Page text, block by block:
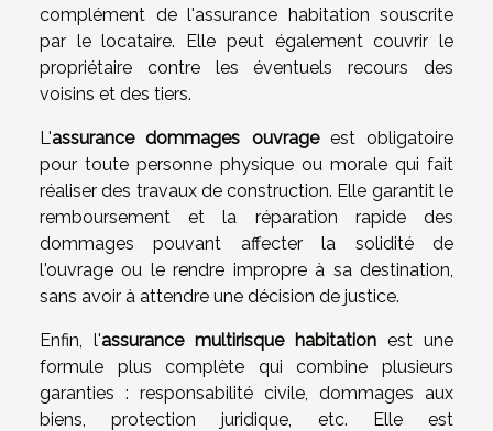
complément de l'assurance habitation souscrite
par le locataire. Elle peut également couvrir le
propriétaire contre les éventuels recours des
voisins et des tiers.
L'assurance dommages ouvrageest obligatoire
pour toute personne physique ou morale qui fait
réaliser des travaux de construction. Elle garantit le
remboursement et la réparation rapide des
dommages pouvant affecter la solidité de
l'ouvrage ou le rendre impropre à sa destination,
sans avoir à attendre une décision de justice.
Enfin, l'assurance multirisque habitation est une
formule plus complète qui combine plusieurs
garanties : responsabilité civile, dommages aux
biens, protection juridique, etc. Elle est